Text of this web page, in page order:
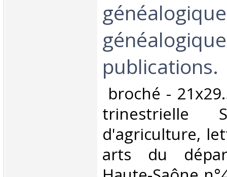
publications.‎
broché -
trinestrielle
d'agriculture,
arts du